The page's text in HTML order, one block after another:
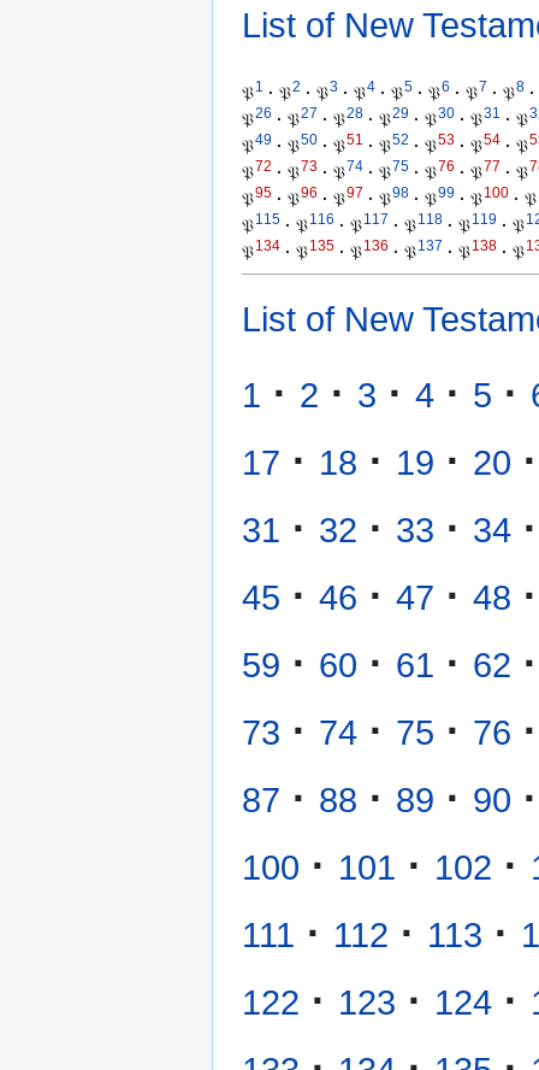
List of New
𝔓1 · 𝔓2 · 𝔓3 · 𝔓4 · 𝔓5 · 𝔓6 · 𝔓7 · 𝔓8 ·
𝔓26 · 𝔓27 · 𝔓28 · 𝔓29 · 𝔓30 · 𝔓31 · 𝔓
𝔓49 · 𝔓50 · 𝔓51 · 𝔓52 · 𝔓53 · 𝔓54 · 𝔓
𝔓72 · 𝔓73 · 𝔓74 · 𝔓75 · 𝔓76 · 𝔓77 · 𝔓
𝔓95 · 𝔓96 · 𝔓97 · 𝔓98 · 𝔓99 · 𝔓100 · 𝔓
𝔓115 · 𝔓116 · 𝔓117 · 𝔓118 · 𝔓119 · 𝔓
𝔓134 · 𝔓135 · 𝔓136 · 𝔓137 · 𝔓138 · 𝔓
List of New
1 · 2 · 3 · 4 · 5 ·
17 · 18 · 19 · 20 ·
31 · 32 · 33 · 34 ·
45 · 46 · 47 · 48 ·
59 · 60 · 61 · 62 ·
73 · 74 · 75 · 76 ·
87 · 88 · 89 · 90 ·
100 · 101 · 102 ·
111 · 112 · 113 ·
122 · 123 · 124 ·